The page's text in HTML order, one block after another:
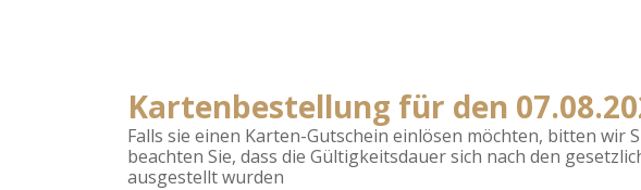
Kartenbestellung für den
Falls sie einen Karten-Gutschein einlösen möchten, bitten wir
beachten Sie, dass die Gültigkeitsdauer sich nach den
ausgestellt wurden